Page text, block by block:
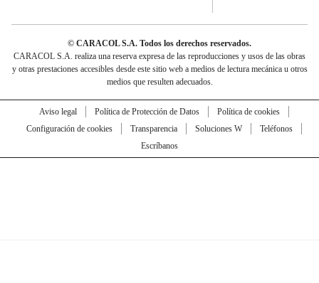
© CARACOL S.A. Todos los derechos reservados.
CARACOL S.A. realiza una reserva expresa de las reproducciones y usos de las obras
y otras prestaciones accesibles desde este sitio web a medios de lectura mecánica u otros
medios que resulten adecuados.
Aviso legal Política de Protección de Datos
Política de cookies
Configuración de cookies
Transparencia Soluciones W
Teléfonos
Escríbanos